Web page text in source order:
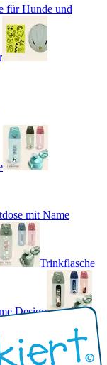
für Hunde und
mit Name
Trinkflasche
Design
Brotdose mit Namen